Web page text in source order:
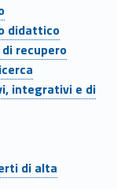
didattico
recupero
integrativi e di
di alta